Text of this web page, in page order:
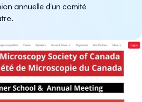
annuelle d'un comité